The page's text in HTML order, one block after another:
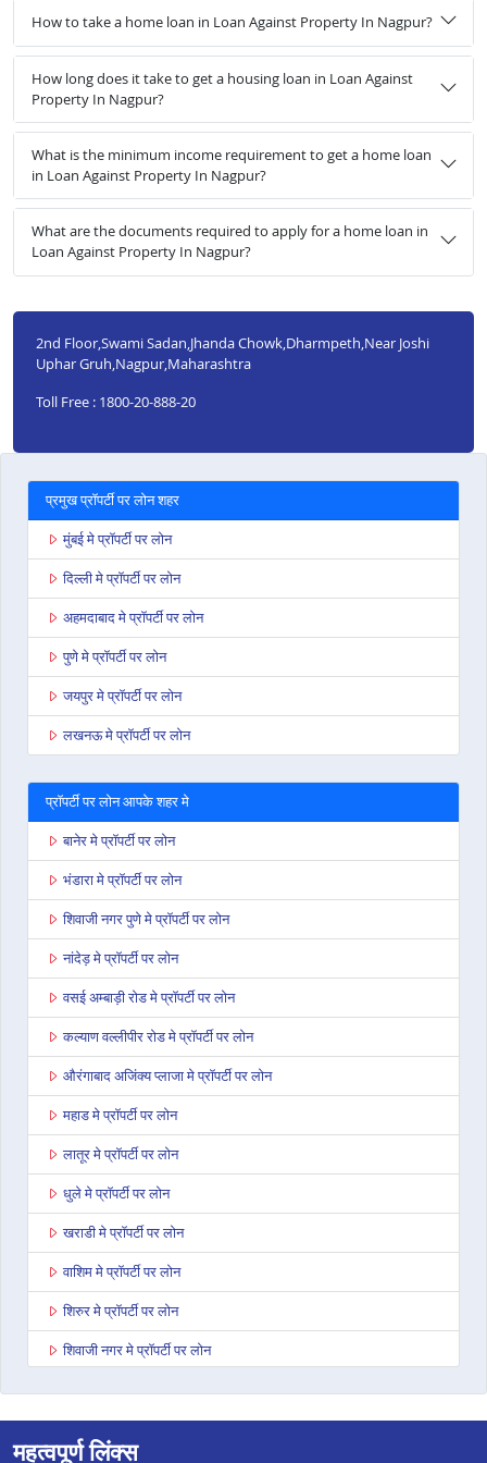
How to take a home loan in Loan Against Property In Nagpur?
How long does it take to get a housing loan in Loan Against
Property In Nagpur?
What is the minimum income requirement to get a home loan
in Loan Against Property In Nagpur?
What are the documents required to apply for a home loan in
Loan Against Property In Nagpur?
2nd Floor,Swami Sadan,Jhanda Chowk,Dharmpeth,Near Joshi
Uphar Gruh,Nagpur,Maharashtra
Toll Free : 1800-20-888-20
प्रमुख प्रॉपर्टी पर लोन शहर
मुंबई मे प्रॉपर्टी पर लोन
दिल्ली मे प्रॉपर्टी पर लोन
अहमदाबाद मे प्रॉपर्टी पर लोन
पुणे मे प्रॉपर्टी पर लोन
जयपुर मे प्रॉपर्टी पर लोन
लखनऊ मे प्रॉपर्टी पर लोन
प्रॉपर्टी पर लोन आपके शहर मे
बानेर मे प्रॉपर्टी पर लोन
भंडारा मे प्रॉपर्टी पर लोन
शिवाजी नगर पुणे मे प्रॉपर्टी पर लोन
नांदेड़ मे प्रॉपर्टी पर लोन
वसई अम्बाड़ी रोड मे प्रॉपर्टी पर लोन
कल्याण वल्लीपीर रोड मे प्रॉपर्टी पर लोन
औरंगाबाद अजिंक्य प्लाजा मे प्रॉपर्टी पर लोन
महाड मे प्रॉपर्टी पर लोन
लातूर मे प्रॉपर्टी पर लोन
धुले मे प्रॉपर्टी पर लोन
खराडी मे प्रॉपर्टी पर लोन
वाशिम मे प्रॉपर्टी पर लोन
शिरुर मे प्रॉपर्टी पर लोन
शिवाजी नगर मे प्रॉपर्टी पर लोन
महत्वपूर्ण लिंक्स